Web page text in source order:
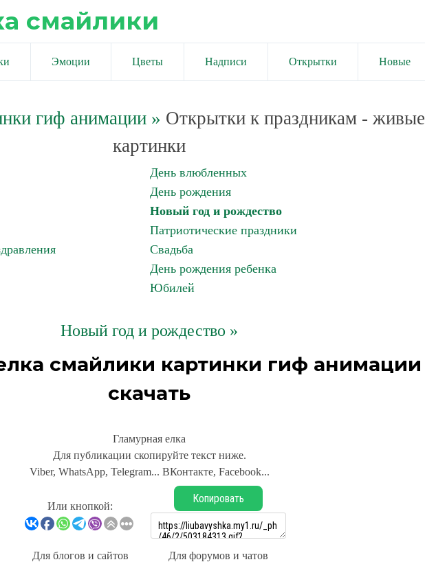
смайлики
Эмоции Цветы Надписи Открытки Новые
гиф анимации» Открытки к праздникам - живые
картинки
День влюбленных
День рождения
Новый год и рождество
Патриотические праздники
Свадьба
День рождения ребенка
Юбилей
Новый год и рождество »
смайлики картинки гиф анимации
скачать
Гламурная елка
Для публикации скопируйте текст ниже.
Viber, WhatsApp, Telegram... ВКонтакте, Facebook...
Или кнопкой:
Копировать
Для блогов и сайтов Для форумов и чатов